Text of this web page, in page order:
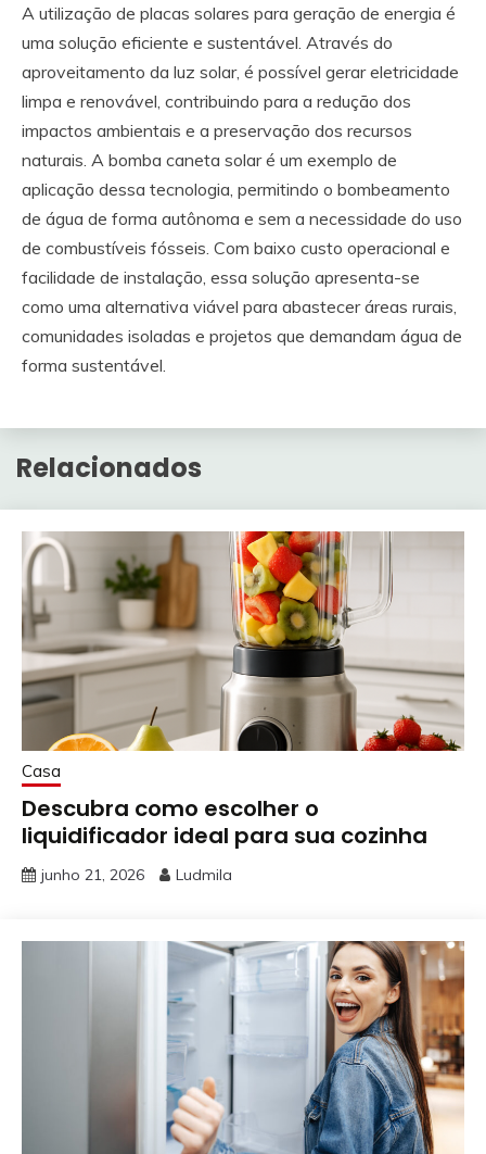
A utilização de placas solares para geração de energia é
uma solução eficiente e sustentável. Através do
aproveitamento da luz solar, é possível gerar eletricidade
limpa e renovável, contribuindo para a redução dos
impactos ambientais e a preservação dos recursos
naturais. A bomba caneta solar é um exemplo de
aplicação dessa tecnologia, permitindo o bombeamento
de água de forma autônoma e sem a necessidade do uso
de combustíveis fósseis. Com baixo custo operacional e
facilidade de instalação, essa solução apresenta-se
como uma alternativa viável para abastecer áreas rurais,
comunidades isoladas e projetos que demandam água de
forma sustentável.
Relacionados
Casa
Descubra como escolher o
liquidificador ideal para sua cozinha
junho 21, 2026 Ludmila